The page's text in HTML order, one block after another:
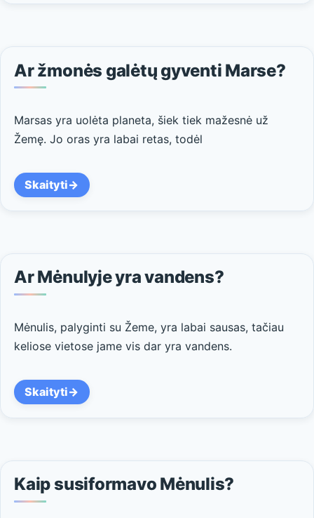
Ar žmonės galėtų gyventi Marse?
Marsas yra uolėta planeta, šiek tiek mažesnė už
Žemę. Jo oras yra labai retas, todėl
Skaityti
Ar Mėnulyje yra vandens?
Mėnulis, palyginti su Žeme, yra labai sausas, tačiau
keliose vietose jame vis dar yra vandens.
Skaityti
Kaip susiformavo Mėnulis?